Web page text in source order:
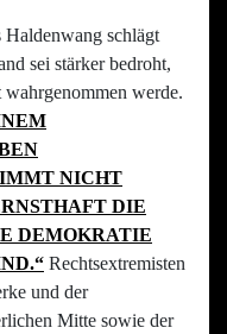
Haldenwang schlägt
sei stärker bedroht,
werde.
NICHT
DIE
DEMOKRATIE
Rechtsextremisten
und der
Mitte sowie der